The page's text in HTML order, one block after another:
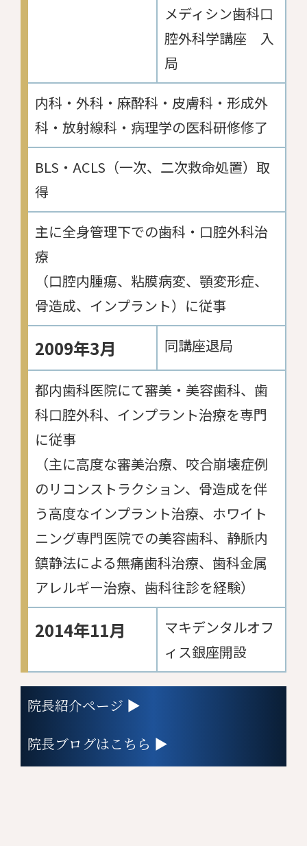
メディシン歯科口
腔外科学講座 入
局
内科・外科・麻酔科・皮膚科・形成外
科・放射線科・病理学の医科研修修了
BLS・ACLS（一次、二次救命処置）取
得
主に全身管理下での歯科・口腔外科治
療
（口腔内腫瘍、粘膜病変、顎変形症、
骨造成、インプラント）に従事
2009年3月 同講座退局
都内歯科医院にて審美・美容歯科、歯
科口腔外科、インプラント治療を専門
に従事
（主に高度な審美治療、咬合崩壊症例
のリコンストラクション、骨造成を伴
う高度なインプラント治療、ホワイト
ニング専門医院での美容歯科、静脈内
鎮静法による無痛歯科治療、歯科金属
アレルギー治療、歯科往診を経験）
2014年11月
マキデンタルオフ
ィス銀座開設
院長紹介ページ ▶
院長ブログはこちら ▶